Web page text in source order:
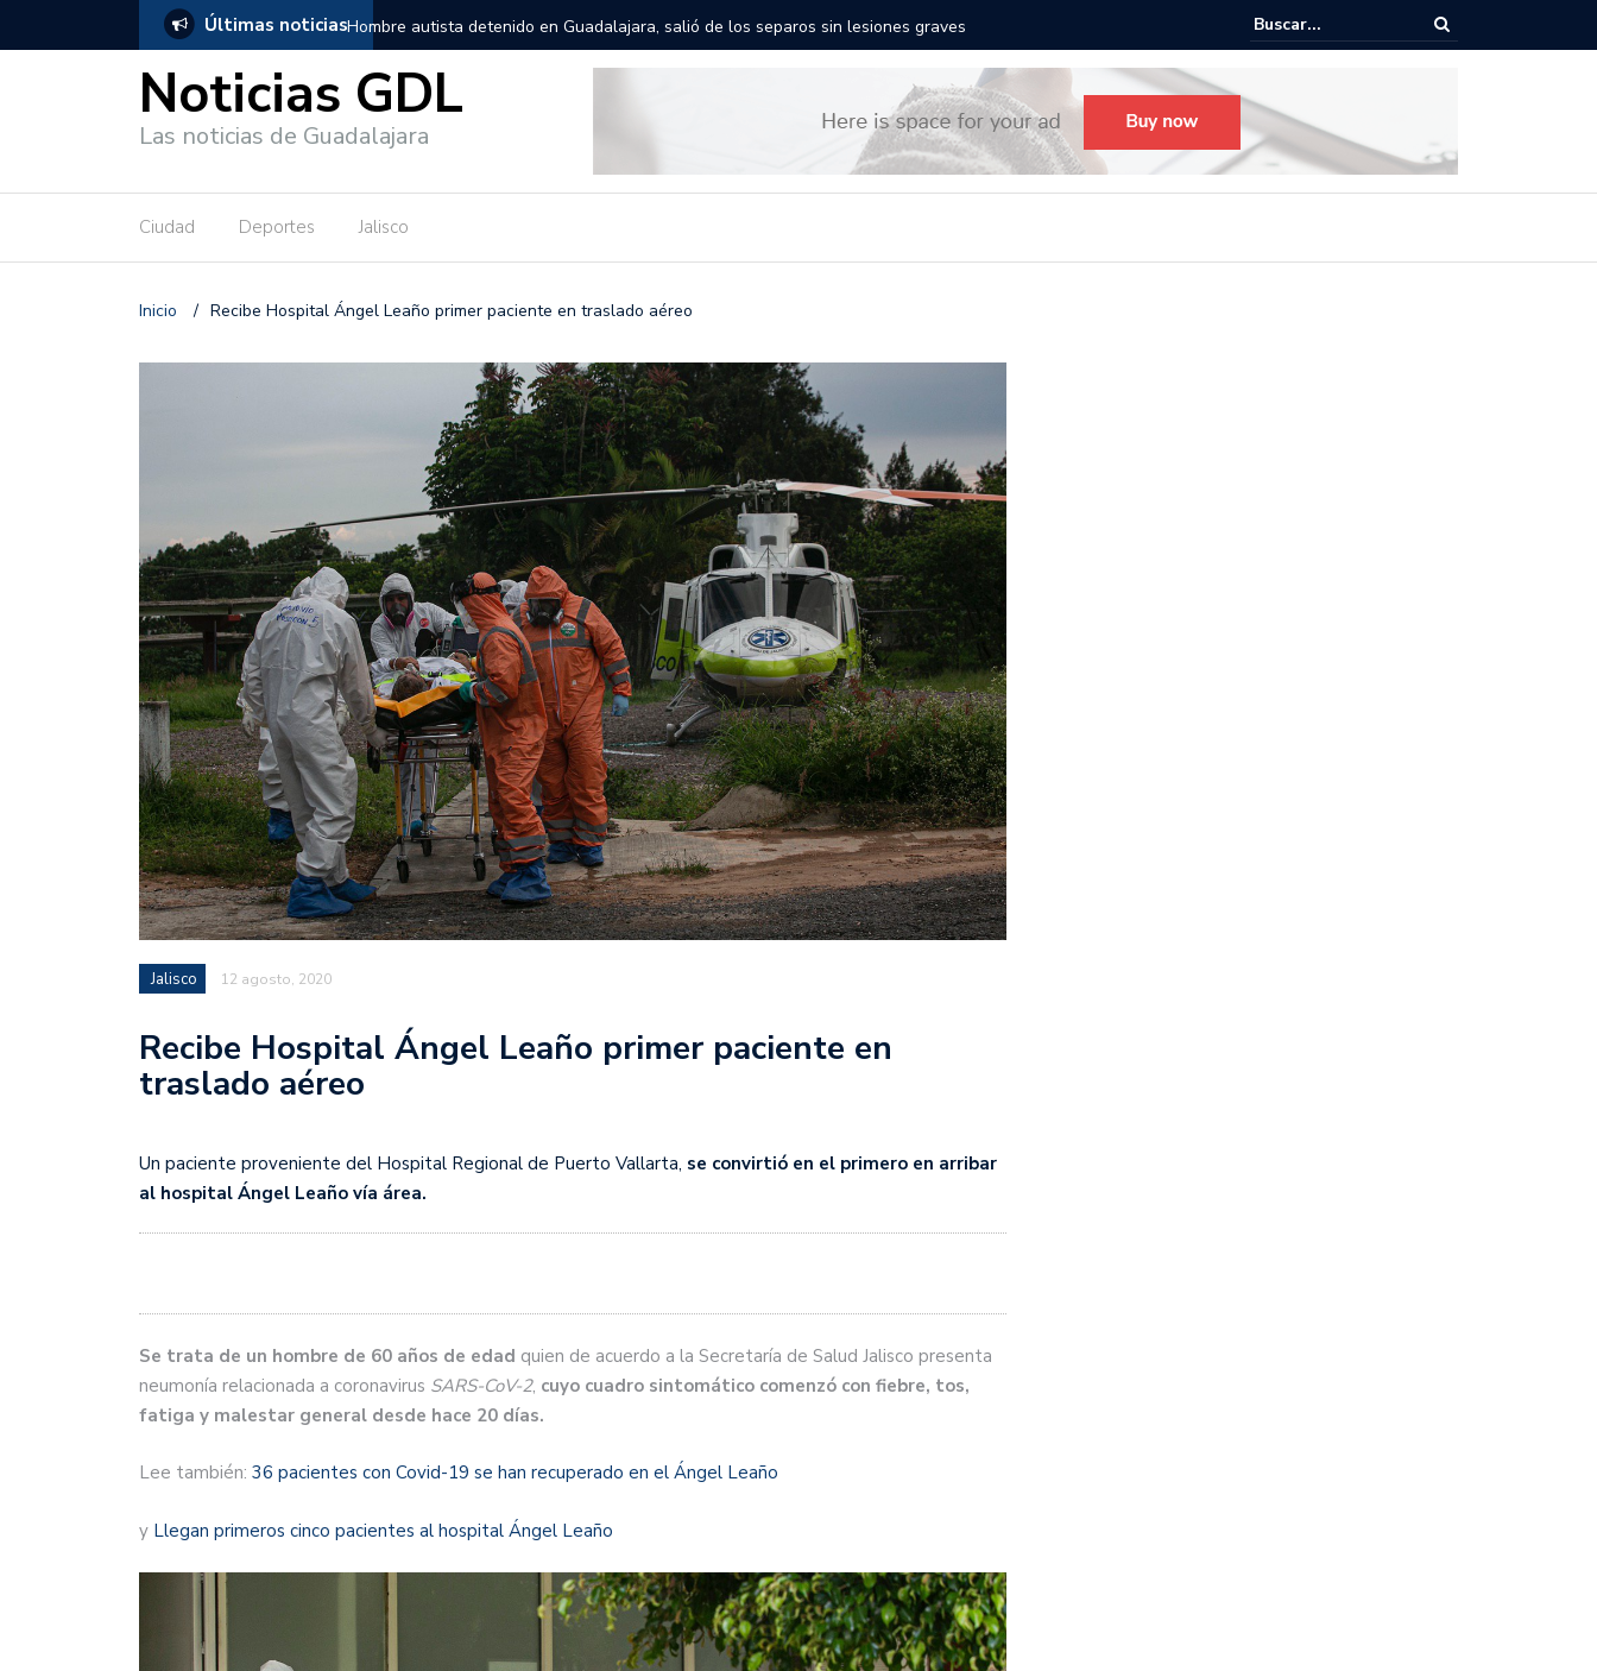
Últimas noticias
salió de los separos sin lesiones graves Títeres gigantes recorrerán las calles de Guadalajara: aparta la fecha Todo listo para el Festival Desfile Día de Muertos 2025 en Guadalajara
Noticias GDL
Las noticias de Guadalajara
Ciudad Deportes Jalisco
Inicio / Recibe Hospital Ángel Leaño primer paciente en traslado aéreo
Jalisco 12 agosto, 2020
Recibe Hospital Ángel Leaño primer paciente en
traslado aéreo
Un paciente proveniente del Hospital Regional de Puerto Vallarta, se convirtió en el primero en arribar
al hospital Ángel Leaño vía área.
Se trata de un hombre de 60 años de edad quien de acuerdo a la Secretaría de Salud Jalisco presenta
neumonía relacionada a coronavirus SARS-CoV-2, cuyo cuadro sintomático comenzó con fiebre, tos,
fatiga y malestar general desde hace 20 días.
Lee también: 36 pacientes con Covid-19 se han recuperado en el Ángel Leaño
y Llegan primeros cinco pacientes al hospital Ángel Leaño